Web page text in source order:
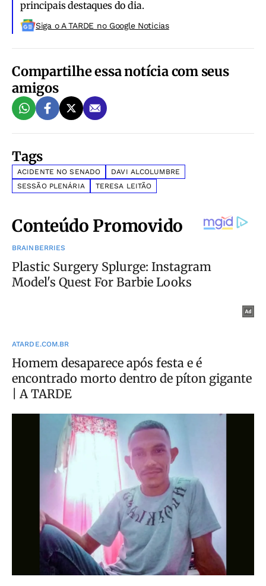
principais destaques do dia.
Siga o A TARDE no Google Noticias
Compartilhe essa notícia com seus
amigos
Tags
ACIDENTE NO SENADO
DAVI ALCOLUMBRE
SESSÃO PLENÁRIA
TERESA LEITÃO